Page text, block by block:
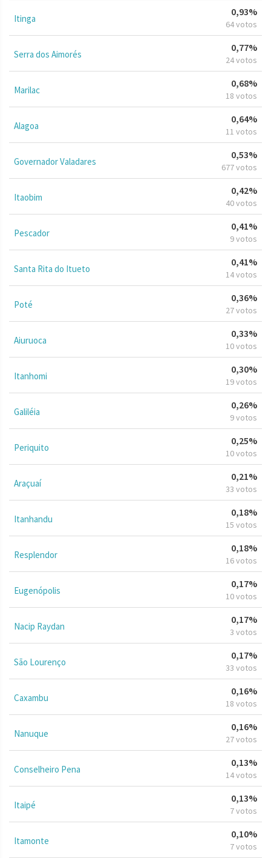
Itinga
0,93%
64 votos
Serra dos Aimorés
0,77%
24 votos
Marilac
0,68%
18 votos
Alagoa
0,64%
11 votos
Governador Valadares
0,53%
677 votos
Itaobim
0,42%
40 votos
Pescador
0,41%
9 votos
Santa Rita do Itueto
0,41%
14 votos
Poté
0,36%
27 votos
Aiuruoca
0,33%
10 votos
Itanhomi
0,30%
19 votos
Galiléia
0,26%
9 votos
Periquito
0,25%
10 votos
Araçuaí
0,21%
33 votos
Itanhandu
0,18%
15 votos
Resplendor
0,18%
16 votos
Eugenópolis
0,17%
10 votos
Nacip Raydan
0,17%
3 votos
São Lourenço
0,17%
33 votos
Caxambu
0,16%
18 votos
Nanuque
0,16%
27 votos
Conselheiro Pena
0,13%
14 votos
Itaipé
0,13%
7 votos
Itamonte
0,10%
7 votos